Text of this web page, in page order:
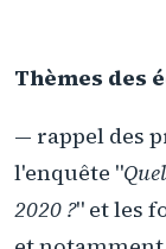
Thèmes des
— rappel des
l'enquête "
2020 ?" et les